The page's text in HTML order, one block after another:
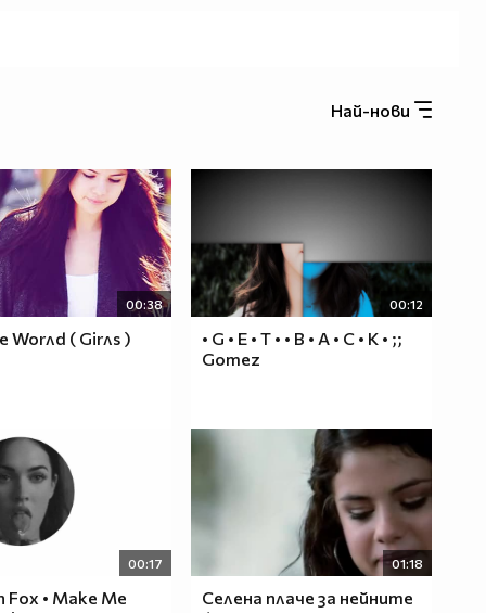
Най-нови
00:38
Worлd ( Girлs )
00:12
• G • E • T • • B • A • C • K • ;;
Gomez
00:17
Fox • Make Me
01:18
Селена плаче за нейните